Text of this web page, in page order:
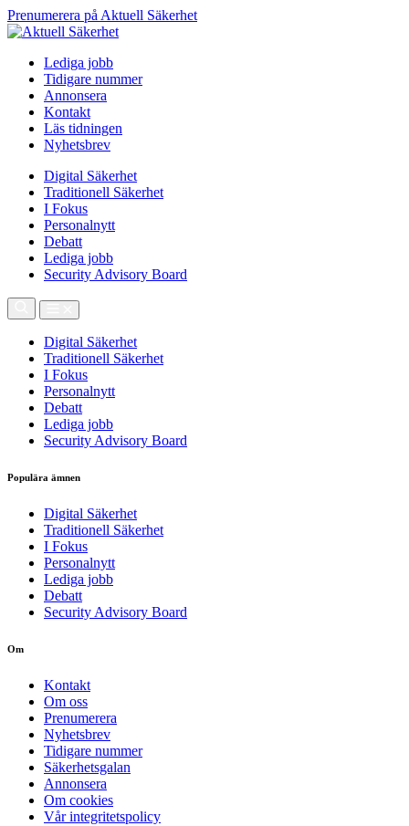
Prenumerera på Aktuell Säkerhet
Lediga jobb
Tidigare nummer
Annonsera
Kontakt
Läs tidningen
Nyhetsbrev
Digital Säkerhet
Traditionell Säkerhet
I Fokus
Personalnytt
Debatt
Lediga jobb
Security Advisory Board
Digital Säkerhet
Traditionell Säkerhet
I Fokus
Personalnytt
Debatt
Lediga jobb
Security Advisory Board
Populära ämnen
Digital Säkerhet
Traditionell Säkerhet
I Fokus
Personalnytt
Lediga jobb
Debatt
Security Advisory Board
Om
Kontakt
Om oss
Prenumerera
Nyhetsbrev
Tidigare nummer
Säkerhetsgalan
Annonsera
Om cookies
Vår integritetspolicy